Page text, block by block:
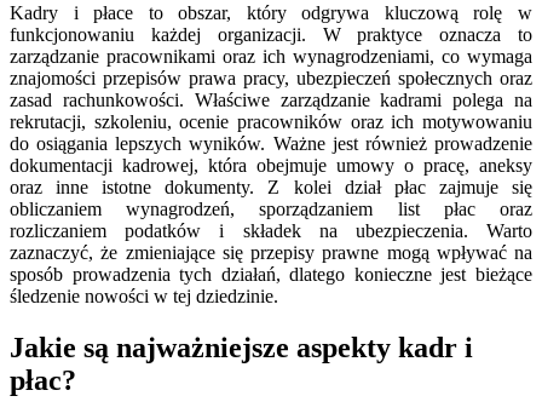
Kadry i płace to obszar, który odgrywa kluczową rolę w
funkcjonowaniu każdej organizacji. W praktyce oznacza to
zarządzanie pracownikami oraz ich wynagrodzeniami, co wymaga
znajomości przepisów prawa pracy, ubezpieczeń społecznych oraz
zasad rachunkowości. Właściwe zarządzanie kadrami polega na
rekrutacji, szkoleniu, ocenie pracowników oraz ich motywowaniu
do osiągania lepszych wyników. Ważne jest również prowadzenie
dokumentacji kadrowej, która obejmuje umowy o pracę, aneksy
oraz inne istotne dokumenty. Z kolei dział płac zajmuje się
obliczaniem wynagrodzeń, sporządzaniem list płac oraz
rozliczaniem podatków i składek na ubezpieczenia. Warto
zaznaczyć, że zmieniające się przepisy prawne mogą wpływać na
sposób prowadzenia tych działań, dlatego konieczne jest bieżące
śledzenie nowości w tej dziedzinie.
Jakie są najważniejsze aspekty kadr i
płac?